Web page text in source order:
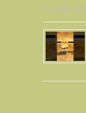
21 Junho,